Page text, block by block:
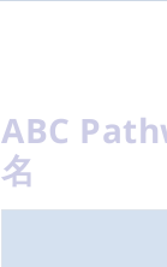
ABC
名